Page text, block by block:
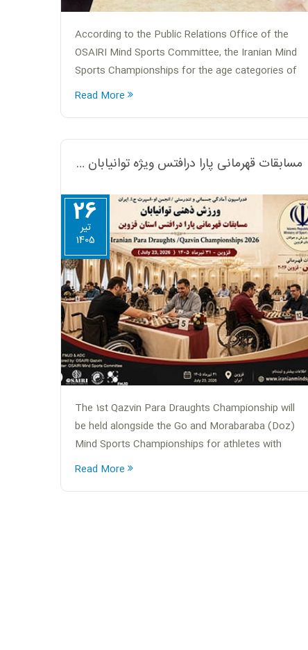
According to the Public Relations Office of the
OSAIRI Mind Sports Committee, the Iranian Mind
Sports Championships for the age categories of
Under-11 (Cadets), Under-17 (Youth), and Under-20
Read More
مسابقات قهرمانی پارا درافتس ویژه توانیابان قزوین
26
تير
1405
The 1st Qazvin Para Draughts Championship will
be held alongside the Go and Morabaraba (Doz)
Mind Sports Championships for athletes with
disabilities.
Read More